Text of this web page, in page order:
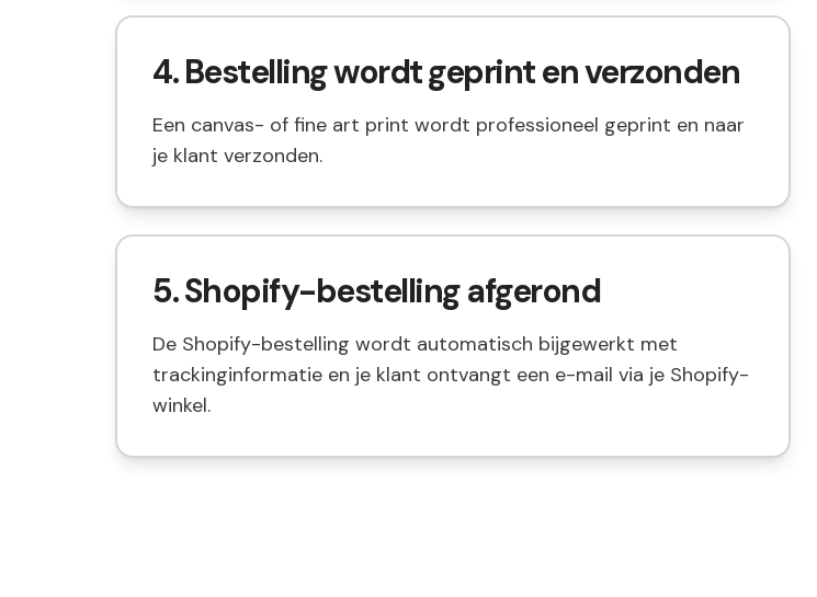
4. Bestelling wordt geprint en verzonden
Een canvas- of fine art print wordt professioneel geprint en naar
je klant verzonden.
5. Shopify-bestelling afgerond
De Shopify-bestelling wordt automatisch bijgewerkt met
trackinginformatie en je klant ontvangt een e-mail via je Shopify-
winkel.